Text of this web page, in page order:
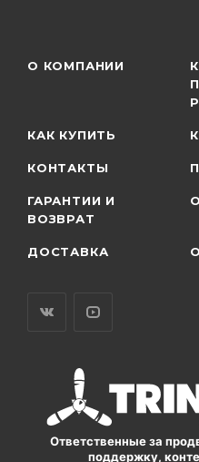
О КОМПАНИИ
КАК КУПИТЬ
КОНТАКТЫ
ГАРАНТИИ И
ВОЗВРАТ
ДОСТАВКА
Ответственные за
поддержку,